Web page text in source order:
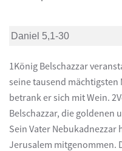
Daniel 5,1-30
1König Belschazzar
seine tausend mächtigsten
betrank er sich mit Wein.
Belschazzar, die goldenen
Sein Vater Nebukadnezzar
Jerusalem mitgenommen.